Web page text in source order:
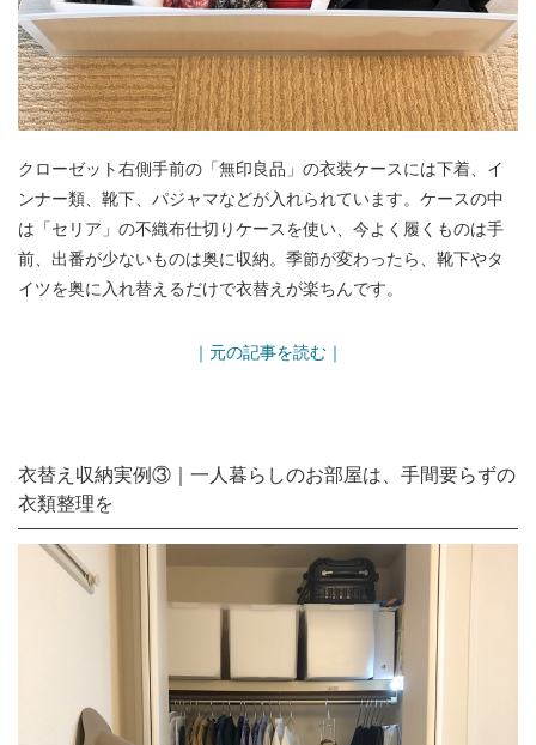
クローゼット右側手前の「無印良品」の衣装ケースには下着、イ
ンナー類、靴下、パジャマなどが入れられています。ケースの中
は「セリア」の不織布仕切りケースを使い、今よく履くものは手
前、出番が少ないものは奥に収納。季節が変わったら、靴下やタ
イツを奥に入れ替えるだけで衣替えが楽ちんです。
｜元の記事を読む｜
衣替え収納実例③｜一人暮らしのお部屋は、手間要らずの
衣類整理を